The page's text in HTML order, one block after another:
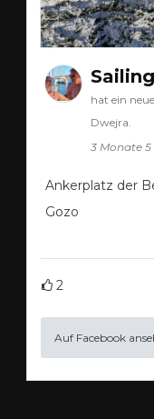
hat ein
Dwejra.
3 Monate
Ankerplatz der
Gozo
2
Auf Facebook